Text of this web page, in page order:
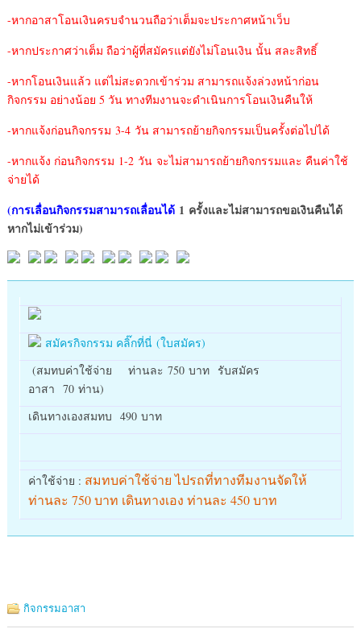
-หากอาสาโอนเงินครบจำนวนถือว่าเต็มจะประกาศหน้าเว็บ
-หากประกาศว่าเต็ม ถือว่าผู้ที่สมัครแต่ยังไม่โอนเงิน นั้น สละสิทธิ์
-หากโอนเงินแล้ว แต่ไม่สะดวกเข้าร่วม สามารถแจ้งล่วงหน้าก่อน
กิจกรรม อย่างน้อย 5 วัน ทางทีมงานจะดำเนินการโอนเงินคืนให้
-หากแจ้งก่อนกิจกรรม 3-4 วัน สามารถย้ายกิจกรรมเป็นครั้งต่อไปได้
-หากแจ้ง ก่อนกิจกรรม 1-2 วัน จะไม่สามารถย้ายกิจกรรมและ คืนค่าใช้
จ่ายได้
(การเลื่อนกิจกรรมสามารถเลื่อนได้ 1 ครั้งและไม่สามารถขอเงินคืนได้
หากไม่เข้าร่วม)
สมัครกิจกรรม คลิ๊กที่นี่ (ใบสมัคร)
(สมทบค่าใช้จ่าย ท่านละ 750 บาท รับสมัคร
อาสา 70 ท่าน)
เดินทางเองสมทบ 490 บาท
ค่าใช้จ่าย : สมทบค่าใช้จ่าย ไปรถที่ทางทีมงานจัดให้
ท่านละ 750 บาท เดินทางเอง ท่านละ 450 บาท
กิจกรรมอาสา